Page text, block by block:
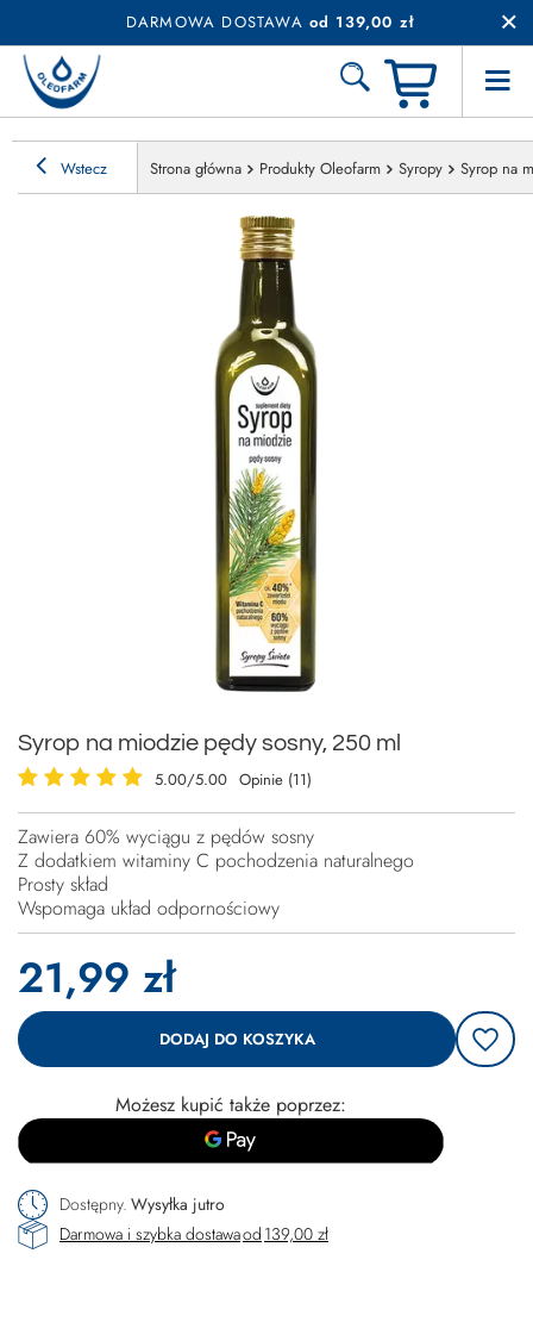
DARMOWA DOSTAWA od 139,00 zł
Wstecz Strona główna Produkty Oleofarm Syropy Syrop na
Syrop na miodzie pędy sosny, 250 ml
5.00/5.00 Opinie (11)
Zawiera 60% wyciągu z pędów sosny
Z dodatkiem witaminy C pochodzenia naturalnego
Prosty skład
Wspomaga układ odpornościowy
21,99 zł
DODAJ DO KOSZYKA
Możesz kupić także poprzez:
Dostępny Wysyłka jutro
Darmowa i szybka dostawaod 139,00 zł